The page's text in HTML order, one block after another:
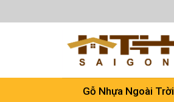
đến
Gỗ Nhựa Ngoài Trời